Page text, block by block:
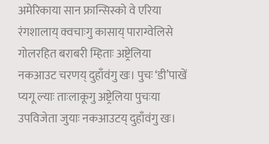
अमेरिकाया सान फ्रान्सिस्को वे एरिया
रंगशालाय् क्वचाःगु कासाय् पाराग्वेलिसे
गोलरहित बराबरी म्हिताः अष्ट्रेलिया
नकआउट चरणय् दुहाँवंगु खः। पुचः ‘डी’पाखें
प्यगू ल्याः ताःलाकूगु अष्ट्रेलिया पुचःया
उपविजेता जुयाः नकआउटय् दुहाँवंगु खः।